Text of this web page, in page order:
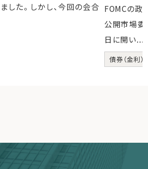
した。 しかし、今回の会合 FOMCの政
公開市場委
日に開い...
債券（金利）